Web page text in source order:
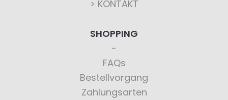
> KONTAKT
SHOPPING
FAQs
Bestellvorgang
Zahlungsarten